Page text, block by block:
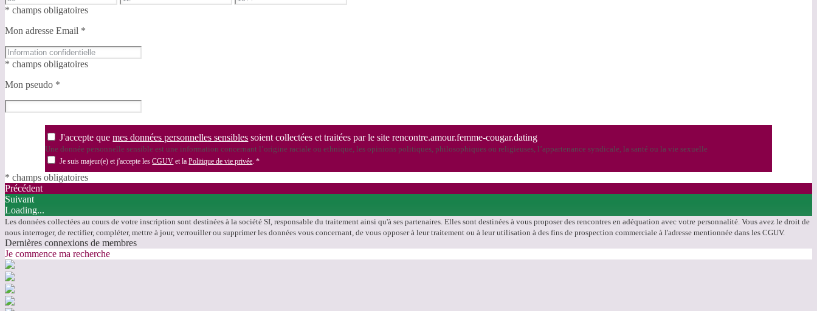
* champs obligatoires
Mon adresse Email *
* champs obligatoires
Mon pseudo *
J'accepte quemes données personnelles sensibles soient collectées et traitées par le site rencontre.amour.femme-cougar.dating
Une donnée personnelle sensible est une information concernant l’origine raciale ou ethnique, les opinions politiques, philosophiques ou religieuses, l’appartenance syndicale, la santé ou la vie sexuelle
Je suis majeur(e) et j'accepte lesCGUV et laPolitique de vie privée .*
* champs obligatoires
Précédent
Suivant
Loading...
Les données collectées au cours de votre inscription sont destinées à la société SI, responsable du traitement ainsi qu'à ses partenaires. Elles sont destinées à vous proposer des rencontres en adéquation avec votre personnalité. Vous avez le droit de
nous interroger, de rectifier, compléter, mettre à jour, verrouiller ou supprimer les données vous concernant, de vous opposer à leur traitement ou à leur utilisation à des fins de prospection commerciale à l'adresse mentionnée dans les CGUV.
Dernières connexions de membres
Je commence ma recherche